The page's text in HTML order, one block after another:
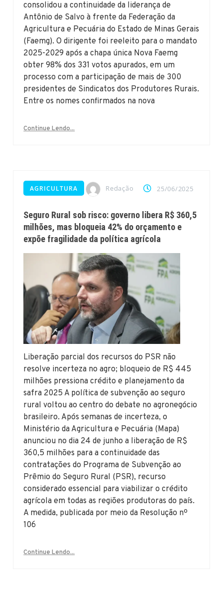
consolidou a continuidade da liderança de
Antônio de Salvo à frente da Federação da
Agricultura e Pecuária do Estado de Minas Gerais
(Faemg). O dirigente foi reeleito para o mandato
2025-2029 após a chapa única Nova Faemg
obter 98% dos 331 votos apurados, em um
processo com a participação de mais de 300
presidentes de Sindicatos dos Produtores Rurais.
Entre os nomes confirmados na nova
Continue Lendo...
AGRICULTURA Redação 25/06/2025
Seguro Rural sob risco: governo libera R$ 360,5
milhões, mas bloqueia 42% do orçamento e
expõe fragilidade da política agrícola
Liberação parcial dos recursos do PSR não
resolve incerteza no agro; bloqueio de R$ 445
milhões pressiona crédito e planejamento da
safra 2025 A política de subvenção ao seguro
rural voltou ao centro do debate no agronegócio
brasileiro. Após semanas de incerteza, o
Ministério da Agricultura e Pecuária (Mapa)
anunciou no dia 24 de junho a liberação de R$
360,5 milhões para a continuidade das
contratações do Programa de Subvenção ao
Prêmio do Seguro Rural (PSR), recurso
considerado essencial para viabilizar o crédito
agrícola em todas as regiões produtoras do país.
A medida, publicada por meio da Resolução nº
106
Continue Lendo...